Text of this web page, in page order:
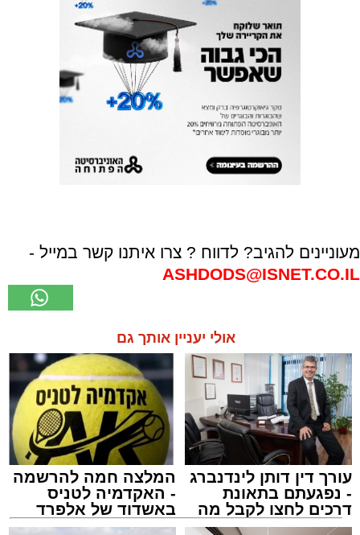
מעוניינים להגיב? לדווח ? צרו איתנו קשר במייל -
ASHDODS@ISNET.CO.IL
אולי יעניין אותך גם
עורך דין דותן לינדנברג
- נפגעתם בתאונת
דרכים לחצו לקבל מה
שמגיע לכם
המלצה חמה להרשמה
- האקדמיה לטניס
באשדוד של אלפרד
קריאולנסקי - לילדים